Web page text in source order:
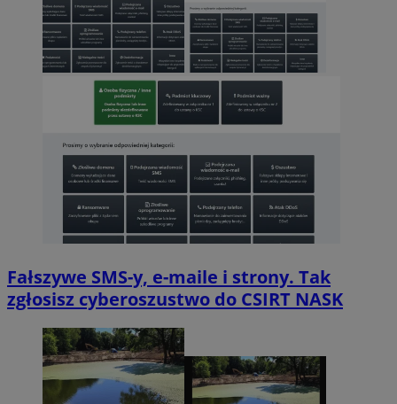
Fałszywe SMS-y, e-maile i strony. Tak
zgłosisz cyberoszustwo do CSIRT NASK